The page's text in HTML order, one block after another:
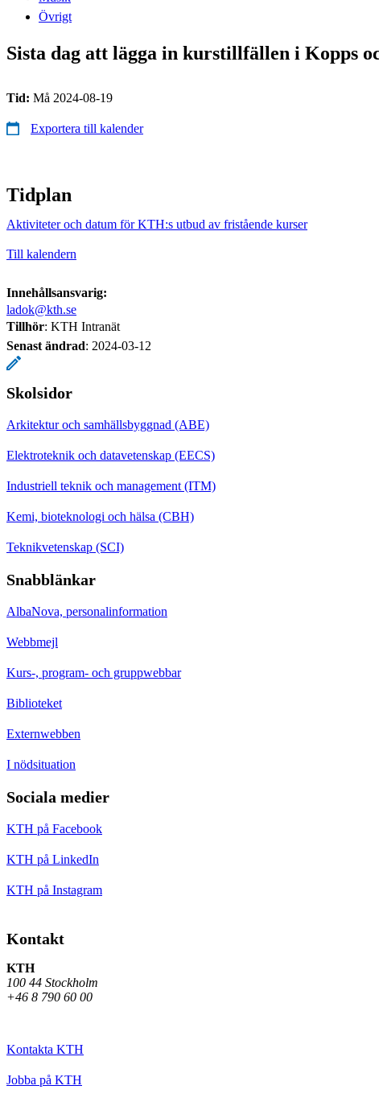
Övrigt
Sista dag att lägga in kurstillfällen i Kopps
Tid: Må 2024-08-19
Exportera till kalender
Tidplan
Aktiviteter och datum för KTH:s utbud av fristående kurser
Till kalendern
Innehållsansvarig:
ladok@kth.se
Tillhör: KTH Intranät
Senast ändrad: 2024-03-12
Skolsidor
Arkitektur och samhällsbyggnad (ABE)
Elektroteknik och datavetenskap (EECS)
Industriell teknik och management (ITM)
Kemi, bioteknologi och hälsa (CBH)
Teknikvetenskap (SCI)
Snabblänkar
AlbaNova, personalinformation
Webbmejl
Kurs-, program- och gruppwebbar
Biblioteket
Externwebben
I nödsituation
Sociala medier
KTH på Facebook
KTH på LinkedIn
KTH på Instagram
Kontakt
KTH
100 44 Stockholm
+46 8 790 60 00
Kontakta KTH
Jobba på KTH